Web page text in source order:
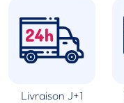
Livraison J+1